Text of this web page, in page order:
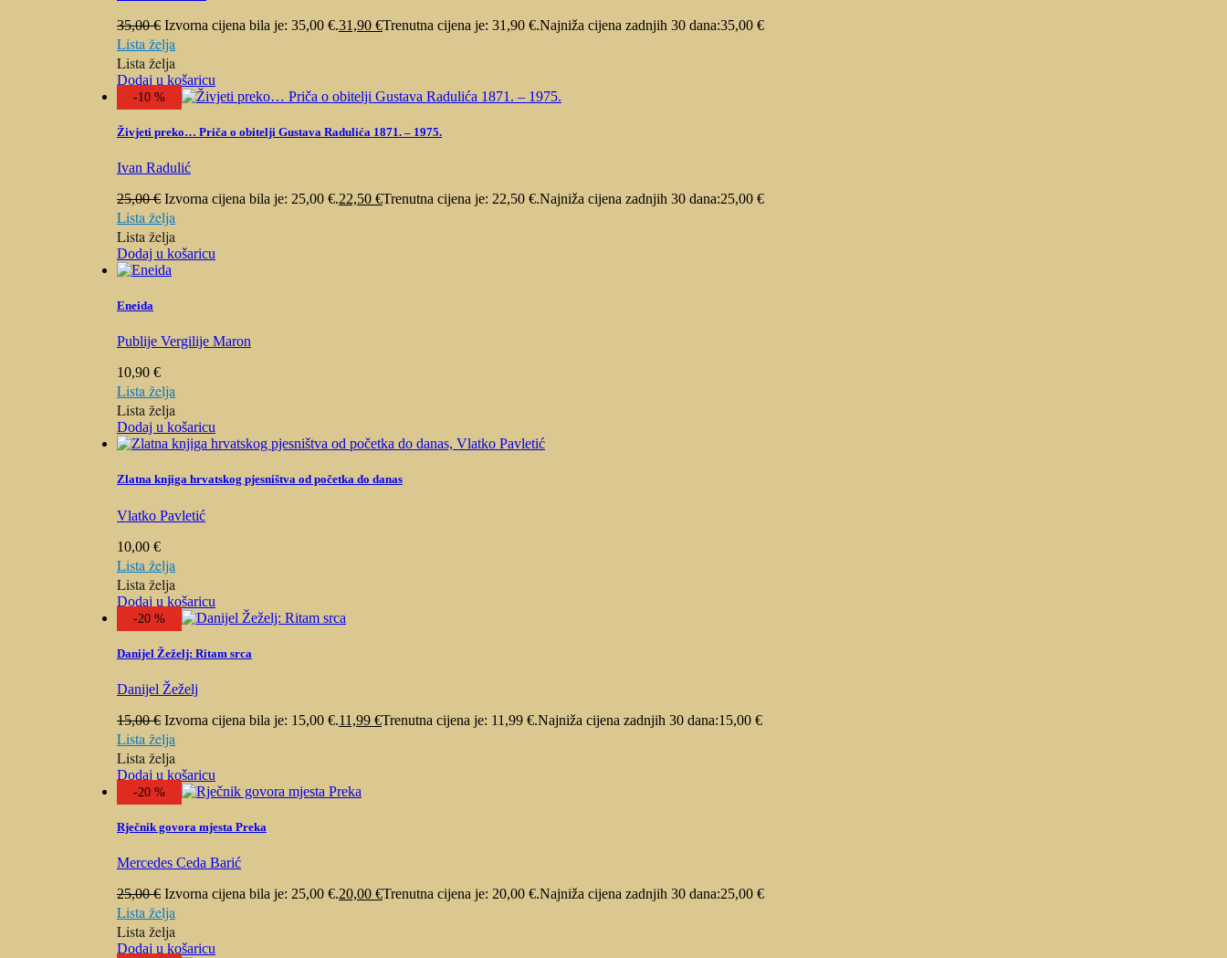
35,00€ Izvorna cijena bila je: 35,00 €.31,90 €Trenutna cijena je: 31,90 €.Najniža cijena zadnjih 30 dana:35,00 €
Lista želja
Lista želja
Dodaj u košaricu
-10 %
Živjeti preko… Priča o obitelji Gustava Radulića 1871. – 1975.
Ivan Radulić
25,00€ Izvorna cijena bila je: 25,00 €.22,50 €Trenutna cijena je: 22,50 €.Najniža cijena zadnjih 30 dana:25,00 €
Lista želja
Lista želja
Dodaj u košaricu
Eneida
Publije Vergilije Maron
10,90 €
Lista želja
Lista želja
Dodaj u košaricu
Zlatna knjiga hrvatskog pjesništva od početka do danas
Vlatko Pavletić
10,00 €
Lista želja
Lista želja
Dodaj u košaricu
-20 %
Danijel Žeželj: Ritam srca
Danijel Žeželj
15,00€ Izvorna cijena bila je: 15,00 €.11,99 €Trenutna cijena je: 11,99 €.Najniža cijena zadnjih 30 dana:15,00 €
Lista želja
Lista želja
Dodaj u košaricu
-20 %
Rječnik govora mjesta Preka
Mercedes Ceda Barić
25,00€ Izvorna cijena bila je: 25,00 €.20,00 €Trenutna cijena je: 20,00 €.Najniža cijena zadnjih 30 dana:25,00 €
Lista želja
Lista želja
Dodaj u košaricu